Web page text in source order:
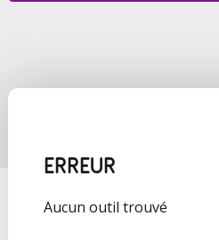
ERREUR
Aucun outil trouvé